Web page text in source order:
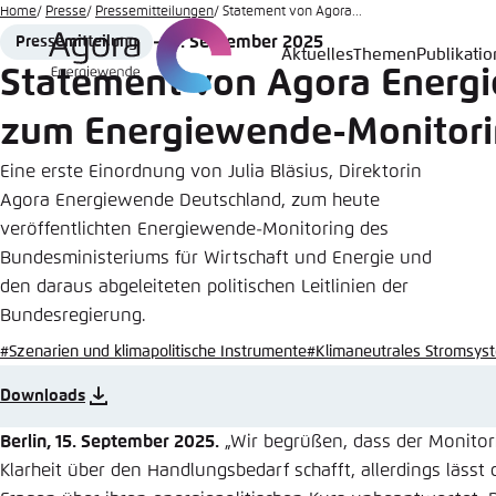
Zum
Hauptinhalt
gehen
AktuellesThemen
Home Presse Pressemitteilungen Statement von Agora...
Format
Pressemitteilung
Date
15. September 2025
Statement von Agora
zum Energiewende-
Eine erste Einordnung von Julia Bläsius, Direktorin
Agora Energiewende Deutschland, zum heute
veröffentlichten Energiewende-Monitoring des
Bundesministeriums für Wirtschaft und Energie und
den daraus abgeleiteten politischen Leitlinien der
Bundesregierung.
#Szenarien und klimapolitische Instrumente#Klimaneutrales
Downloads
Berlin, 15. September 2025. „Wir begrüßen, dass der
Klarheit über den Handlungsbedarf schafft, allerdings lässt
Login
Englisch
Agora
Wählen
möchten.